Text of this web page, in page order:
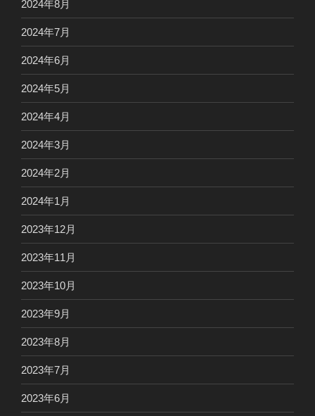
2024年8月
2024年7月
2024年6月
2024年5月
2024年4月
2024年3月
2024年2月
2024年1月
2023年12月
2023年11月
2023年10月
2023年9月
2023年8月
2023年7月
2023年6月